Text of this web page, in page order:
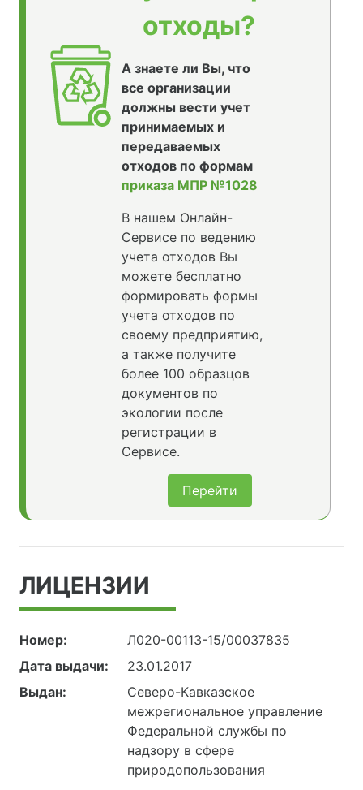
отходы?
А знаете ли Вы, что
все организации
должны вести учет
принимаемых и
передаваемых
отходов по формам
приказа МПР №1028
В нашем Онлайн-
Сервисе по ведению
учета отходов Вы
можете бесплатно
формировать формы
учета отходов по
своему предприятию,
а также получите
более 100 образцов
документов по
экологии после
регистрации в
Сервисе.
Перейти
ЛИЦЕНЗИИ
Номер:
Л020-00113-15/00037835
Дата выдачи:
23.01.2017
Выдан:
Северо-Кавказское
межрегиональное управление
Федеральной службы по
надзору в сфере
природопользования